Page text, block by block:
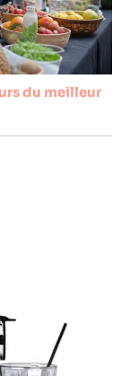
du meilleur